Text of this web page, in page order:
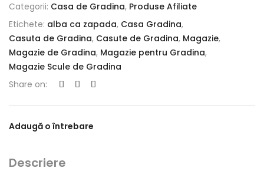
Categorii: Casa de Gradina, Produse Afiliate
Etichete: alba ca zapada, Casa Gradina,
Casuta de Gradina, Casute de Gradina, Magazie,
Magazie de Gradina, Magazie pentru Gradina,
Magazie Scule de Gradina
Share on:
Adaugă o întrebare
Descriere